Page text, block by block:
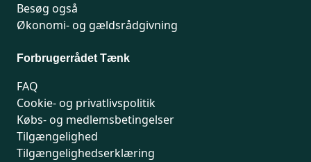
Besøg også
Økonomi- og gældsrådgivning
Forbrugerrådet Tænk
FAQ
Cookie- og privatlivspolitik
Købs- og medlemsbetingelser
Tilgængelighed
Tilgængelighedserklæring